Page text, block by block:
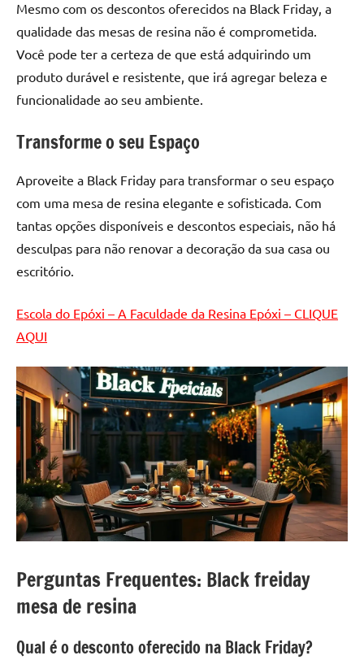
de
resinada
de
qualidade,
como
populares
Tables
e
mesas
de
Mesmo com os descontos oferecidos na Black Friday, a
qualidade das mesas de resina não é comprometida.
Você pode ter a certeza de que está adquirindo um
produto durável e resistente, que irá agregar beleza e
funcionalidade ao seu ambiente.
Transforme o seu Espaço
Aproveite a Black Friday para transformar o seu espaço
com uma mesa de resina elegante e sofisticada. Com
tantas opções disponíveis e descontos especiais, não há
desculpas para não renovar a decoração da sua casa ou
escritório.
Escola do Epóxi – A Faculdade da Resina Epóxi – CLIQUE
AQUI
Perguntas Frequentes: Black freiday
mesa de resina
Qual é o desconto oferecido na Black Friday?